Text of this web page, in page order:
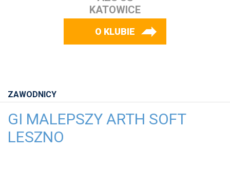
KATOWICE
O KLUBIE
ZAWODNICY
GI MALEPSZY ARTH SOFT
LESZNO